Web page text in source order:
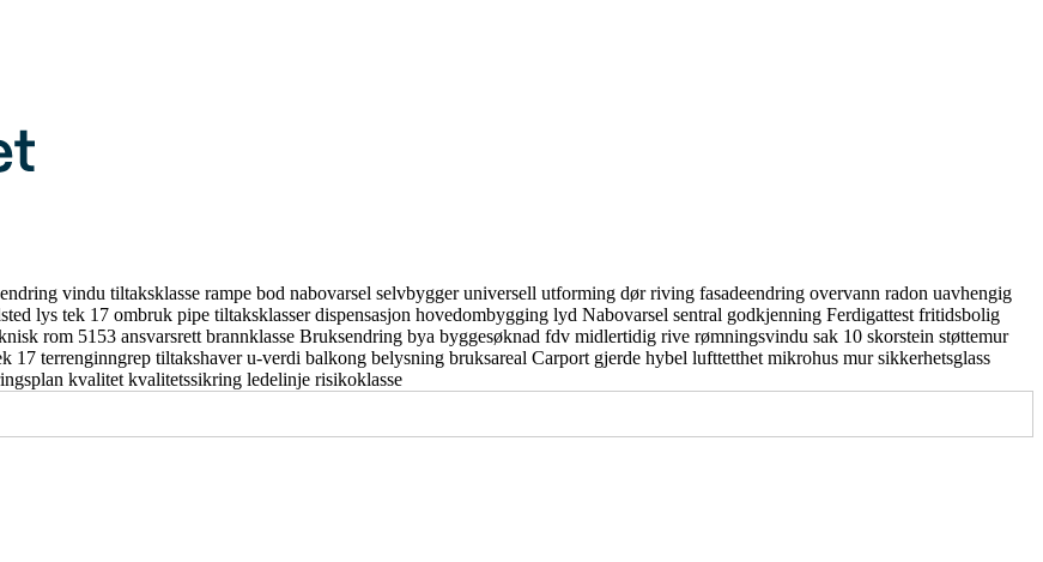
vindu tiltaksklasse rampe bod nabovarsel selvbyggeruniversell utforming dørriving fasadeendring overvann radon uavhengig
lys tek 17 ombruk pipe tiltaksklasserdispensasjon hovedombygging lyd Nabovarsel sentral godkjenning Ferdigattest fritidsbolig
rom 5153 ansvarsrett brannklasse Bruksendring bya byggesøknad fdv midlertidig rive rømningsvindu sak 10 skorstein støttemur
17 terrenginngrep tiltakshaveru-verdi balkong belysning bruksareal Carport gjerde hybel lufttetthet mikrohus mursikkerhetsglass
kvalitet kvalitetssikring ledelinje risikoklasse